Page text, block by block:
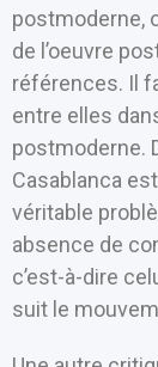
postmoderne,
de l’oeuvre
références. Il
entre elles
postmoderne.
Casablanca
véritable
absence de
c’est-à-dire
suit le